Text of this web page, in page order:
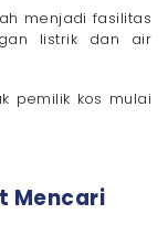
menjadi fasilitas
listrik dan air
pemilik kos mulai
Mencari